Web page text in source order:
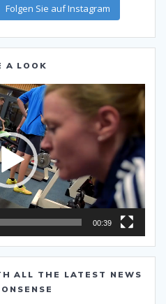
Folgen Sie auf Instagram
A LOOK
Video-
Player
00:39
ALL THE LATEST NEWS